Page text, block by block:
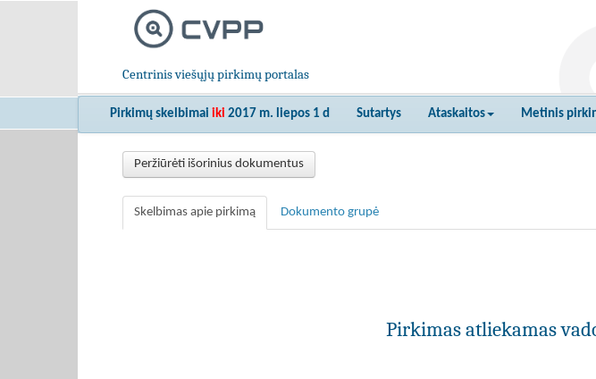
Centrinis viešųjų pirkimų portalas
Pirkimų skelbimai iki 2017 m. liepos 1 d Sutartys Ataskaitos Metinis
Peržiūrėti išorinius dokumentus
Skelbimas apie pirkimą Dokumento grupė
Pirkimas atliekamas